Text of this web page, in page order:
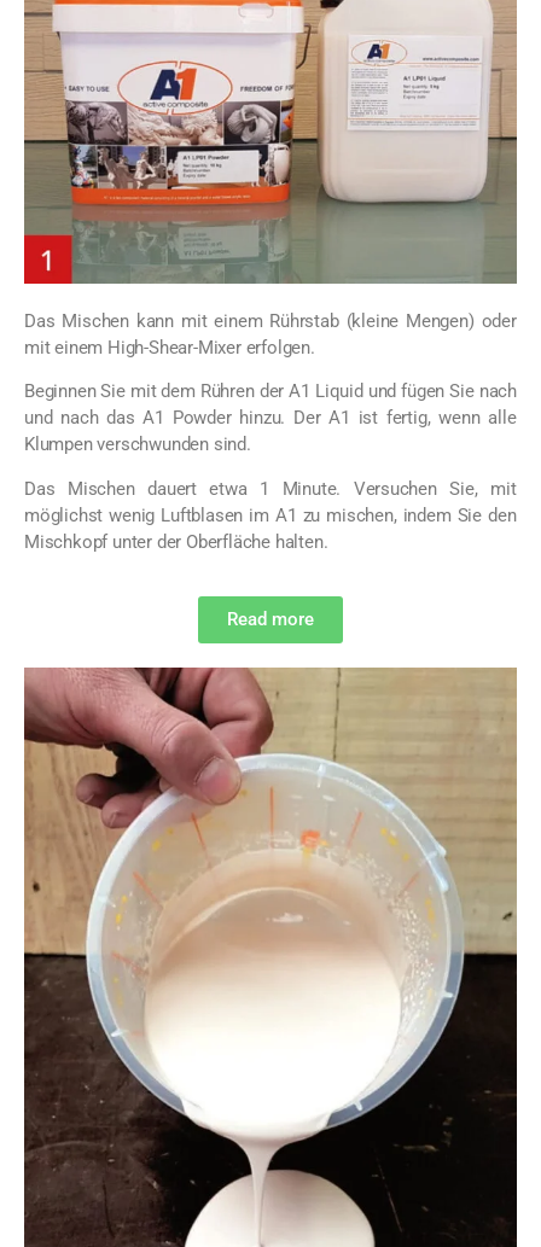
Das Mischen kann mit einem Rührstab (kleine Mengen) oder
mit einem High-Shear-Mixer erfolgen.
Beginnen Sie mit dem Rühren der A1 Liquid und fügen Sie nach
und nach das A1 Powder hinzu. Der A1 ist fertig, wenn alle
Klumpen verschwunden sind.
Das Mischen dauert etwa 1 Minute. Versuchen Sie, mit
möglichst wenig Luftblasen im A1 zu mischen, indem Sie den
Mischkopf unter der Oberfläche halten.
Read more